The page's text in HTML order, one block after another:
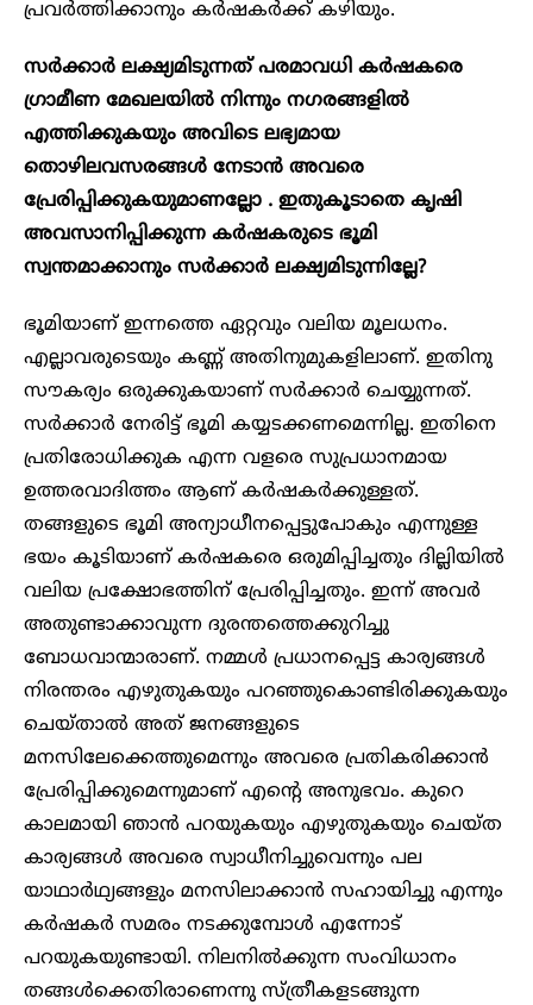
പ്രവർത്തിക്കാനും കർഷകർക്ക് കഴിയും.
സർക്കാർ ലക്ഷ്യമിടുന്നത് പരമാവധി കർഷകരെ
ഗ്രാമീണ മേഖലയിൽ നിന്നും നഗരങ്ങളിൽ
എത്തിക്കുകയും അവിടെ ലഭ്യമായ
തൊഴിലവസരങ്ങൾ നേടാൻ അവരെ
പ്രേരിപ്പിക്കുകയുമാണല്ലോ . ഇതുകൂടാതെ കൃഷി
അവസാനിപ്പിക്കുന്ന കർഷകരുടെ ഭൂമി
സ്വന്തമാക്കാനും സർക്കാർ ലക്ഷ്യമിടുന്നില്ലേ?
ഭൂമിയാണ് ഇന്നത്തെ ഏറ്റവും വലിയ മൂലധനം.
എല്ലാവരുടെയും കണ്ണ് അതിനുമുകളിലാണ്. ഇതിനു
സൗകര്യം ഒരുക്കുകയാണ് സർക്കാർ ചെയ്യുന്നത്.
സർക്കാർ നേരിട്ട് ഭൂമി കയ്യടക്കണമെന്നില്ല. ഇതിനെ
പ്രതിരോധിക്കുക എന്ന വളരെ സുപ്രധാനമായ
ഉത്തരവാദിത്തം ആണ് കർഷകർക്കുള്ളത്.
തങ്ങളുടെ ഭൂമി അന്യാധീനപ്പെട്ടുപോകും എന്നുള്ള
ഭയം കൂടിയാണ് കർഷകരെ ഒരുമിപ്പിച്ചതും ദില്ലിയിൽ
വലിയ പ്രക്ഷോഭത്തിന്‌ പ്രേരിപ്പിച്ചതും. ഇന്ന് അവർ
അതുണ്ടാക്കാവുന്ന ദുരന്തത്തെക്കുറിച്ചു
ബോധവാന്മാരാണ്. നമ്മൾ പ്രധാനപ്പെട്ട കാര്യങ്ങൾ
നിരന്തരം എഴുതുകയും പറഞ്ഞുകൊണ്ടിരിക്കുകയും
ചെയ്‌താൽ അത് ജനങ്ങളുടെ
മനസിലേക്കെത്തുമെന്നും അവരെ പ്രതികരിക്കാൻ
പ്രേരിപ്പിക്കുമെന്നുമാണ് എന്റെ അനുഭവം. കുറെ
കാലമായി ഞാൻ പറയുകയും എഴുതുകയും ചെയ്ത
കാര്യങ്ങൾ അവരെ സ്വാധീനിച്ചുവെന്നും പല
യാഥാർഥ്യങ്ങളും മനസിലാക്കാൻ സഹായിച്ചു എന്നും
കർഷകർ സമരം നടക്കുമ്പോൾ എന്നോട്
പറയുകയുണ്ടായി. നിലനിൽക്കുന്ന സംവിധാനം
തങ്ങൾക്കെതിരാണെന്നു സ്ത്രീകളടങ്ങുന്ന